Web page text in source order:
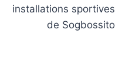
installations sportives
de Sogbossito